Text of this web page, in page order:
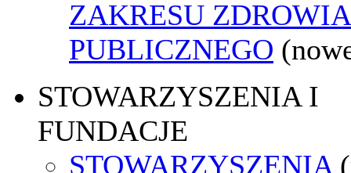
ZAKRESU ZDROWIA
PUBLICZNEGO
STOWARZYSZENIA I
FUNDACJE
STOWARZYSZENIA